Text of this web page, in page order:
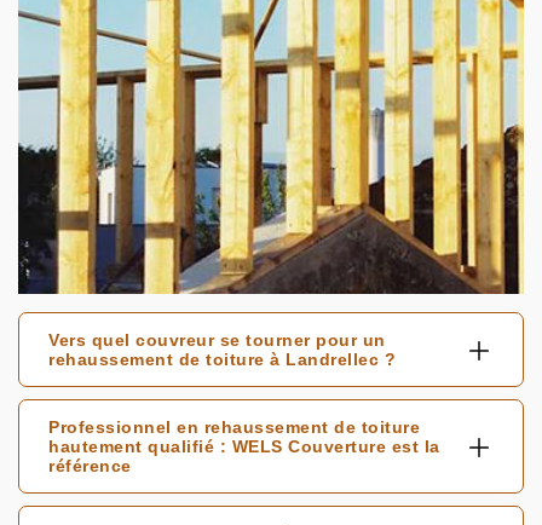
Vers quel couvreur se tourner pour un
rehaussement de toiture à Landrellec ?
Professionnel en rehaussement de toiture
hautement qualifié : WELS Couverture est la
référence